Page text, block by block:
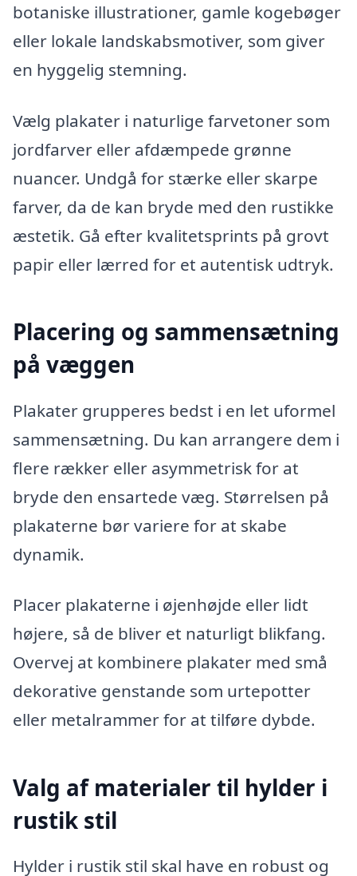
botaniske illustrationer, gamle kogebøger
eller lokale landskabsmotiver, som giver
en hyggelig stemning.
Vælg plakater i naturlige farvetoner som
jordfarver eller afdæmpede grønne
nuancer. Undgå for stærke eller skarpe
farver, da de kan bryde med den rustikke
æstetik. Gå efter kvalitetsprints på grovt
papir eller lærred for et autentisk udtryk.
Placering og sammensætning
på væggen
Plakater grupperes bedst i en let uformel
sammensætning. Du kan arrangere dem i
flere rækker eller asymmetrisk for at
bryde den ensartede væg. Størrelsen på
plakaterne bør variere for at skabe
dynamik.
Placer plakaterne i øjenhøjde eller lidt
højere, så de bliver et naturligt blikfang.
Overvej at kombinere plakater med små
dekorative genstande som urtepotter
eller metalrammer for at tilføre dybde.
Valg af materialer til hylder i
rustik stil
Hylder i rustik stil skal have en robust og